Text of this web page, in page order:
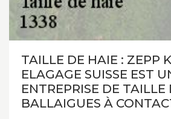
TAILLE DE HAIE : ZEPP
ELAGAGE SUISSE EST
ENTREPRISE DE TAILLE
BALLAIGUES À